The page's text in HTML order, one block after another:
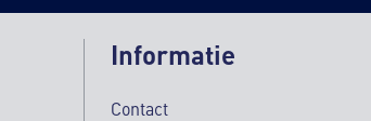
Informatie
Contact